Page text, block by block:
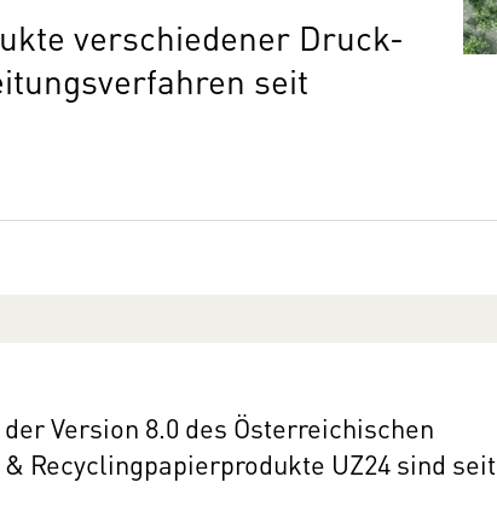
verschiedener Druck-
seit
Version 8.0 des Österreichischen
Recyclingpapierprodukte UZ24 sind seit